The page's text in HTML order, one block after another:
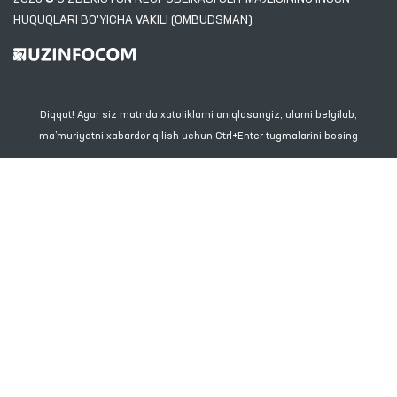
HUQUQLARI BO'YICHA VAKILI (OMBUDSMAN)
Diqqat! Agar siz matnda xatoliklarni aniqlasangiz, ularni belgilab,
ma’muriyatni xabardor qilish uchun Ctrl+Enter tugmalarini bosing